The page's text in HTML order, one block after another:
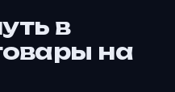
в
на